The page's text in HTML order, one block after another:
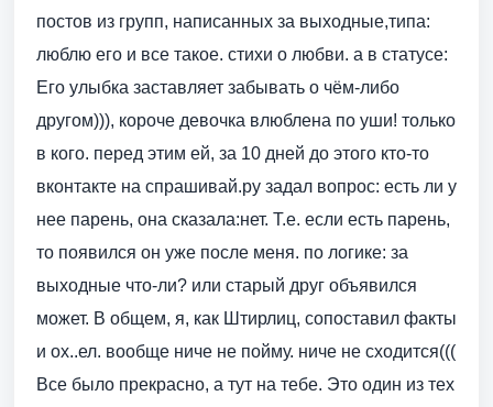
постов из групп, написанных за выходные,типа:
люблю его и все такое. стихи о любви. а в статусе:
Его улыбка заставляет забывать о чём-либо
другом))), короче девочка влюблена по уши! только
в кого. перед этим ей, за 10 дней до этого кто-то
вконтакте на спрашивай.ру задал вопрос: есть ли у
нее парень, она сказала:нет. Т.е. если есть парень,
то появился он уже после меня. по логике: за
выходные что-ли? или старый друг объявился
может. В общем, я, как Штирлиц, сопоставил факты
и ох..ел. вообще ниче не пойму. ниче не сходится(((
Все было прекрасно, а тут на тебе. Это один из тех